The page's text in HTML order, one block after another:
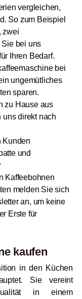
vergleichen,
So zum Beispiel
zwei
Sie bei uns
Ihren Bedarf.
bei
ungemütliches
sparen.
zu Hause aus
uns direkt nach
Kunden
und
Kaffeebohnen
melden Sie sich
an, um keine
Erste für
kaufen
in den Küchen
Sie vereint
in einem